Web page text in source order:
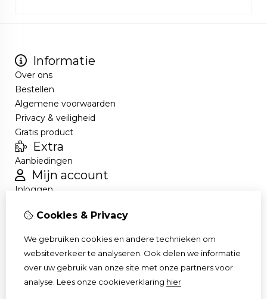
Informatie
Over ons
Bestellen
Algemene voorwaarden
Privacy & veiligheid
Gratis product
Extra
Aanbiedingen
Mijn account
Inloggen
Nieuwsbrief
Klantenservice
Contact
Cookies & Privacy
We gebruiken cookies en andere technieken om
websiteverkeer te analyseren. Ook delen we informatie
over uw gebruik van onze site met onze partners voor
analyse. Lees onze cookieverklaring hier